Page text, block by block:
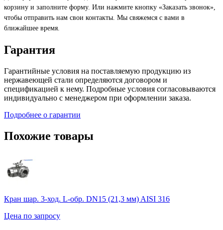
корзину и заполните форму. Или нажмите кнопку «Заказать звонок»,
чтобы отправить нам свои контакты. Мы свяжемся с вами в
ближайшее время.
Гарантия
Гарантийные условия на поставляемую продукцию из
нержавеющей стали определяются договором и
спецификацией к нему. Подробные условия согласовываются
индивидуально с менеджером при оформлении заказа.
Подробнее о гарантии
Похожие товары
Кран шар. 3-ход. L-обр. DN15 (21,3 мм) AISI 316
Цена по запросу